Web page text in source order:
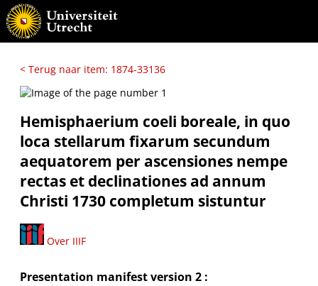
< Terug naar item: 1874-33136
Hemisphaerium coeli boreale, in quo
loca stellarum fixarum secundum
aequatorem per ascensiones nempe
rectas et declinationes ad annum
Christi 1730 completum sistuntur
Over IIIF
Presentation manifest version 2 :